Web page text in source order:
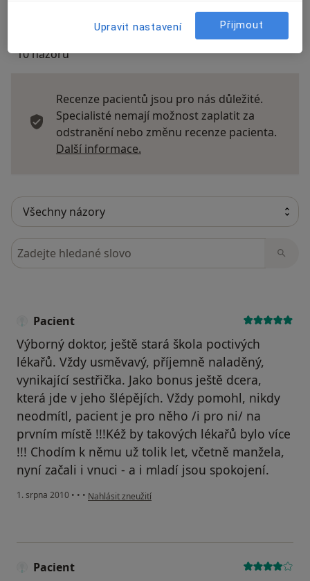
10 názorů
Recenze pacientů jsou pro nás důležité.
Specialisté nemají možnost zaplatit za
odstranění nebo změnu recenze pacienta.
Další informace.
Hledejte v názorech
Pacient
Výborný doktor, ještě stará škola poctivých
lékařů. Vždy usměvavý, příjemně naladěný,
vynikající sestřička. Jako bonus ještě dcera,
která jde v jeho šlépějích. Vždy pomohl, nikdy
neodmítl, pacient je pro něho /i pro ni/ na
prvním místě !!!Kéž by takových lékařů bylo více
!!! Chodím k němu už tolik let, včetně manžela,
nyní začali i vnuci - a i mladí jsou spokojení.
1. srpna 2010 • • • podle názoru uživatele Pacient
Nahlásit zneužití
Pacient
Upravit nastavení Přijmout